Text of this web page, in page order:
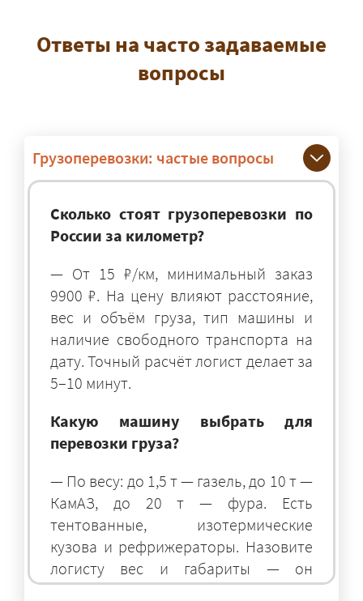
Ответы на часто задаваемые
вопросы
Грузоперевозки: частые вопросы
Сколько стоят грузоперевозки по
России за километр?
— От 15 ₽/км, минимальный заказ
9900 ₽. На цену влияют расстояние,
вес и объём груза, тип машины и
наличие свободного транспорта на
дату. Точный расчёт логист делает за
5–10 минут.
Какую машину выбрать для
перевозки груза?
— По весу: до 1,5 т — газель, до 10 т —
КамАЗ, до 20 т — фура. Есть
тентованные, изотермические
кузова и рефрижераторы. Назовите
логисту вес и габариты — он
подберёт оптимальный транспорт.